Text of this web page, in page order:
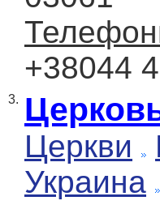
+38044
3.
Церкви
Украина